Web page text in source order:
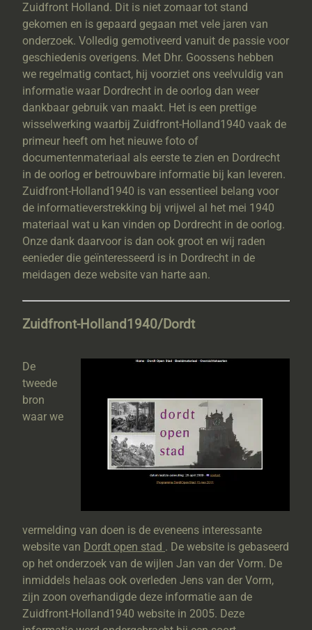
Zuidfront Holland. Dit is niet zomaar tot stand
gekomen en is gepaard gegaan met vele jaren van
onderzoek. Volledig gemotiveerd vanuit de passie voor
geschiedenis overigens. Met Dhr. Goossens hebben
we regelmatig contact, hij voorziet ons veelvuldig van
informatie waar Dordrecht in de oorlog dan weer
dankbaar gebruik van maakt. Het is een prettige
wisselwerking waarbij Zuidfront-Holland1940 vaak de
primeur heeft om het nieuwe foto of
documentenmateriaal als eerste te zien en Dordrecht
in de oorlog er betrouwbare informatie bij kan leveren.
Zuidfront-Holland1940 is van essentieel belang voor
de informatieverstrekking bij vrijwel al het mei 1940
materiaal wat u kan vinden op Dordrecht in de oorlog.
Onze dank daarvoor is dan ook groot en wij raden
eenieder die geïnteresseerd is in Dordrecht in de
meidagen deze website van harte aan.
Zuidfront-Holland1940/Dordt
De
tweede
bron
waar we
vermelding van doen is de eveneens interessante
website van Dordt open stad . De website is gebaseerd
op het onderzoek van de wijlen Jan van der Vorm. De
inmiddels helaas ook overleden Jens van der Vorm,
zijn zoon overhandigde deze informatie aan de
Zuidfront-Holland1940 website in 2005. Deze